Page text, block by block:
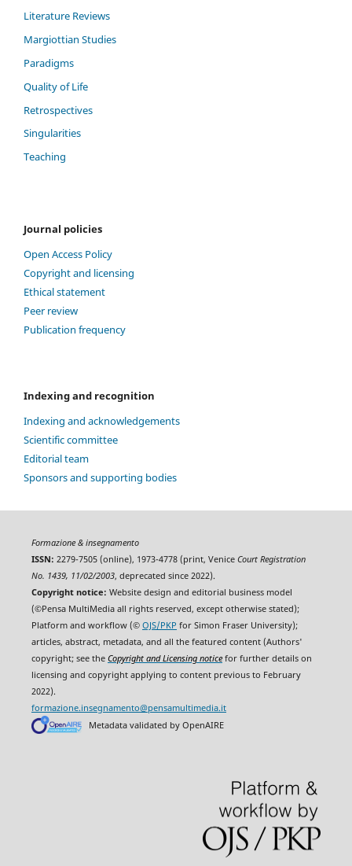
Literature Reviews
Margiottian Studies
Paradigms
Quality of Life
Retrospectives
Singularities
Teaching
Journal policies
Open Access Policy
Copyright and licensing
Ethical statement
Peer review
Publication frequency
Indexing and recognition
Indexing and acknowledgements
Scientific committee
Editorial team
Sponsors and supporting bodies
Formazione & insegnamento
ISSN: 2279-7505 (online), 1973-4778 (print, Venice Court Registration
No. 1439, 11/02/2003, deprecated since 2022).
Copyright notice: Website design and editorial business model
(©Pensa MultiMedia all rights reserved, except otherwise stated);
Platform and workflow (© OJS/PKP for Simon Fraser University);
articles, abstract, metadata, and all the featured content (Authors'
copyright; see the Copyright and Licensing noticefor further details on
licensing and copyright applying to content previous to February
2022).
formazione.insegnamento@pensamultimedia.it
Metadata validated by OpenAIRE